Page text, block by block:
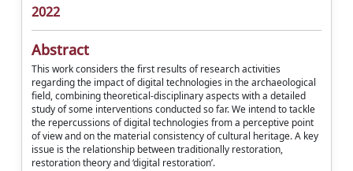
2022
Abstract
This work considers the first results of research activities
regarding the impact of digital technologies in the archaeological
field, combining theoretical-disciplinary aspects with a detailed
study of some interventions conducted so far. We intend to tackle
the repercussions of digital technologies from a perceptive point
of view and on the material consistency of cultural heritage. A key
issue is the relationship between traditionally restoration,
restoration theory and ‘digital restoration’.